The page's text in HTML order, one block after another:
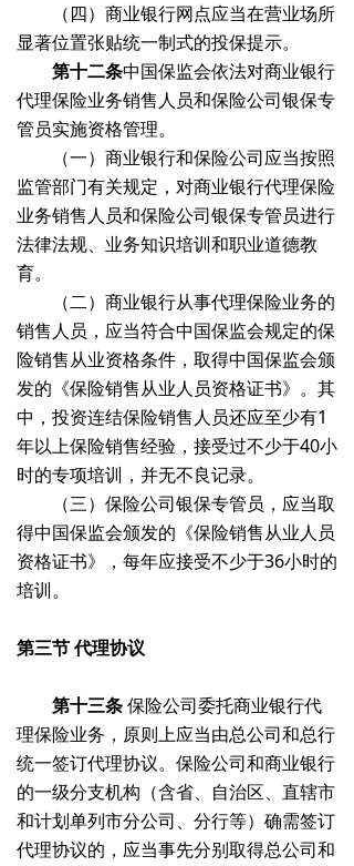
（四）商业银行网点应当在营业场所
显著位置张贴统一制式的投保提示。
第十二条中国保监会依法对商业银行
代理保险业务销售人员和保险公司银保专
管员实施资格管理。
（一）商业银行和保险公司应当按照
监管部门有关规定，对商业银行代理保险
业务销售人员和保险公司银保专管员进行
法律法规、业务知识培训和职业道德教
育。
（二）商业银行从事代理保险业务的
销售人员，应当符合中国保监会规定的保
险销售从业资格条件，取得中国保监会颁
发的《保险销售从业人员资格证书》。其
中，投资连结保险销售人员还应至少有1
年以上保险销售经验，接受过不少于40小
时的专项培训，并无不良记录。
（三）保险公司银保专管员，应当取
得中国保监会颁发的《保险销售从业人员
资格证书》，每年应接受不少于36小时的
培训。
第三节代理协议
第十三条保险公司委托商业银行代
理保险业务，原则上应当由总公司和总行
统一签订代理协议。保险公司和商业银行
的一级分支机构（含省、自治区、直辖市
和计划单列市分公司、分行等）确需签订
代理协议的，应当事先分别取得总公司和